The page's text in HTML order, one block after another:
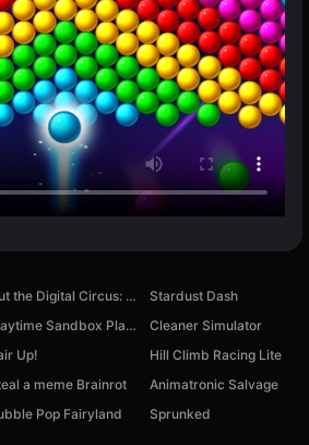
Cut the Digital Circus: The Amazing Clicker
Stardust Dash
Playtime Sandbox Playground
Cleaner Simulator
Up!
Hill Climb Racing Lite
a meme Brainrot
Animatronic Salvage
Pop Fairyland Sprunked